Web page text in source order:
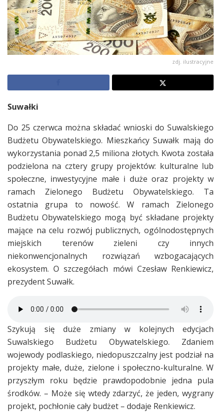
zdj. ilustracyjne
Suwałki
Do 25 czerwca można składać wnioski do Suwalskiego
Budżetu Obywatelskiego. Mieszkańcy Suwałk mają do
wykorzystania ponad 2,5 miliona złotych. Kwota została
podzielona na cztery grupy projektów: kulturalne lub
społeczne, inwestycyjne małe i duże oraz projekty w
ramach Zielonego Budżetu Obywatelskiego. Ta
ostatnia grupa to nowość. W ramach Zielonego
Budżetu Obywatelskiego mogą być składane projekty
mające na celu rozwój publicznych, ogólnodostępnych
miejskich terenów zieleni czy innych
niekonwencjonalnych rozwiązań wzbogacających
ekosystem. O szczegółach mówi Czesław Renkiewicz,
prezydent Suwałk.
Szykują się duże zmiany w kolejnych edycjach
Suwalskiego Budżetu Obywatelskiego. Zdaniem
wojewody podlaskiego, niedopuszczalny jest podział na
projekty małe, duże, zielone i społeczno-kulturalne. W
przyszłym roku będzie prawdopodobnie jedna pula
środków. – Może się wtedy zdarzyć, że jeden, wygrany
projekt, pochłonie cały budżet – dodaje Renkiewicz.